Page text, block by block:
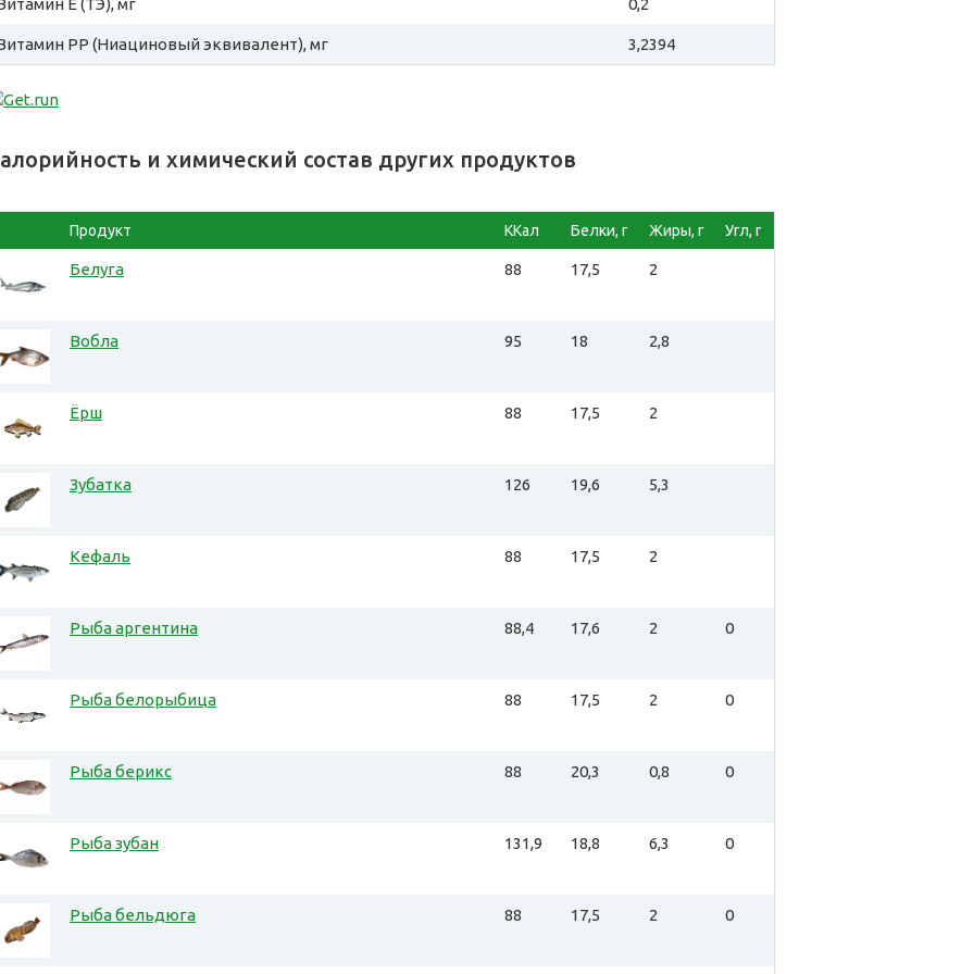
E (ТЭ), мг 0,2
PP (Ниациновый эквивалент), мг 3,2394
и химический состав других продуктов
Продукт ККал Белки, г Жиры, г Угл, г
Белуга 88 17,5 2
Вобла 95 18 2,8
Ёрш 88 17,5 2
Зубатка 126 19,6 5,3
Кефаль 88 17,5 2
Рыба аргентина 88,4 17,6 2 0
Рыба белорыбица 88 17,5 2 0
Рыба берикс 88 20,3 0,8 0
Рыба зубан 131,9 18,8 6,3 0
Рыба бельдюга 88 17,5 2 0